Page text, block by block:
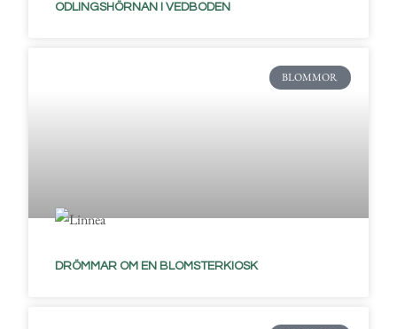
ODLINGSHÖRNAN I VEDBODEN
BLOMMOR
DRÖMMAR OM EN BLOMSTERKIOSK